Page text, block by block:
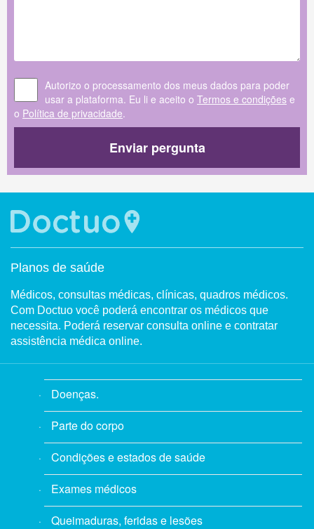
Autorizo o processamento dos meus dados para poder
usar a plataforma. Eu li e aceito o Termos e condições e
o Política de privacidade.
Enviar pergunta
Planos de saúde
Médicos, consultas médicas, clínicas, quadros médicos.
Com Doctuo você poderá encontrar os médicos que
necessita. Poderá reservar consulta online e contratar
assistência médica online.
Doenças.
Parte do corpo
Condições e estados de saúde
Exames médicos
Queimaduras, feridas e lesões